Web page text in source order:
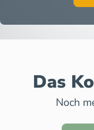
Das
Noch